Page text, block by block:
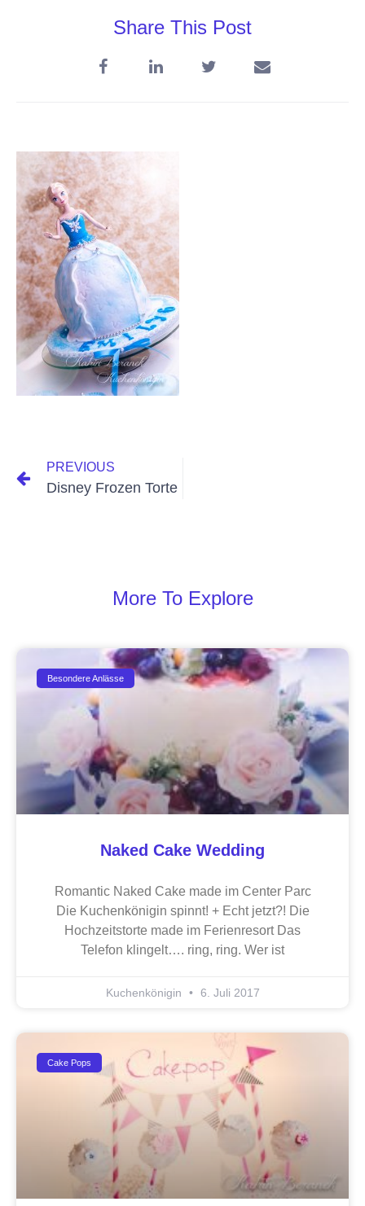
Share This Post
PREVIOUS
Disney Frozen Torte
More To Explore
Besondere Anlässe
Naked Cake Wedding
Romantic Naked Cake made im Center Parc
Die Kuchenkönigin spinnt! + Echt jetzt?! Die
Hochzeitstorte made im Ferienresort Das
Telefon klingelt…. ring, ring. Wer ist
Kuchenkönigin 6. Juli 2017
Cake Pops